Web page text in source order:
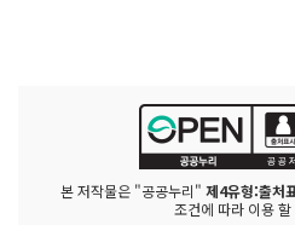
본 저작물은 "공공누리" 제4유형:출처
조건에 따라 이용